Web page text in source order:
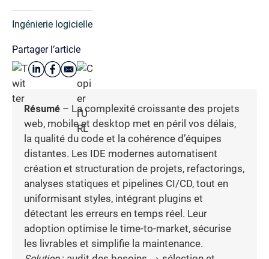
Ingénierie logicielle
Partager l’article
Résumé – La complexité croissante des projets
web, mobile et desktop met en péril vos délais,
la qualité du code et la cohérence d’équipes
distantes. Les IDE modernes automatisent
création et structuration de projets, refactorings,
analyses statiques et pipelines CI/CD, tout en
uniformisant styles, intégrant plugins et
détectant les erreurs en temps réel. Leur
adoption optimise le time-to-market, sécurise
les livrables et simplifie la maintenance.